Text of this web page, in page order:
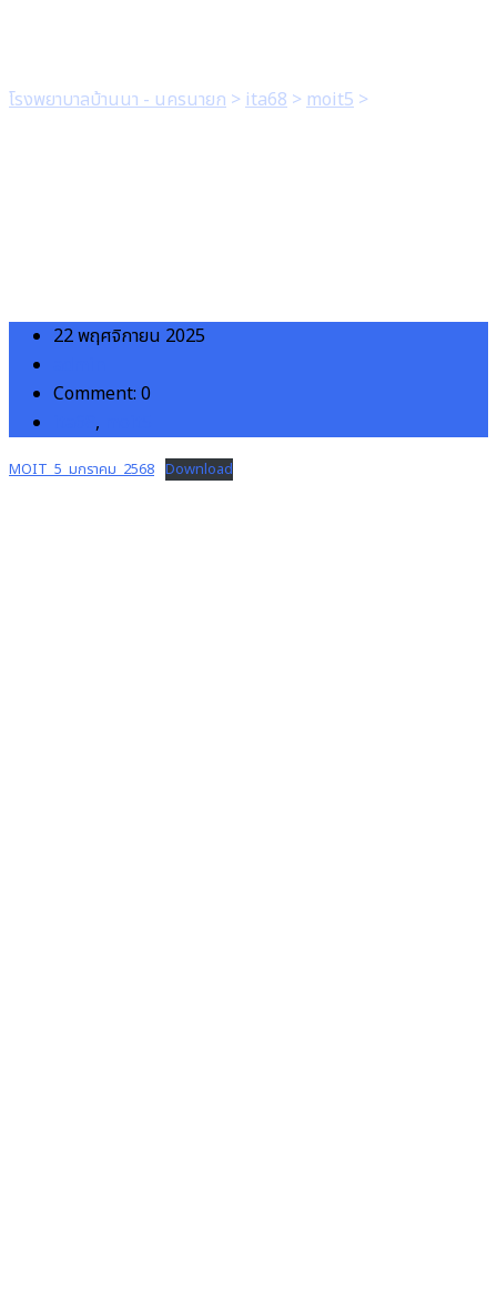
โรงพยาบาลบ้านนา - นครนายก > ita68 > moit5 >
22 พฤศจิกายน 2025
Comment: 0
,
MOIT_5_มกราคม_2568 Download